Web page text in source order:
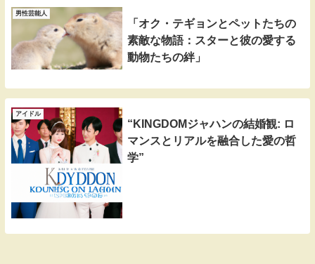
男性芸能人
「オク・テギョンとペットたちの
素敵な物語：スターと彼の愛する
動物たちの絆」
アイドル
“KINGDOMジャハンの結婚観: ロ
マンスとリアルを融合した愛の哲
学”